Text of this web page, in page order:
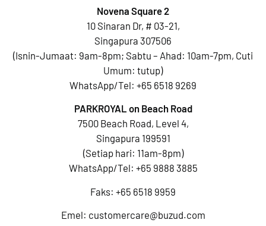
Novena Square 2
10 Sinaran Dr, # 03-21,
Singapura 307506
(Isnin-Jumaat: 9am-8pm; Sabtu – Ahad: 10am-7pm, Cuti
Umum: tutup)
WhatsApp/Tel: +65 6518 9269
PARKROYAL on Beach Road
7500 Beach Road, Level 4,
Singapura 199591
(Setiap hari: 11am-8pm)
WhatsApp/Tel: +65 9888 3885
Faks: +65 6518 9959
Emel: customercare@buzud.com